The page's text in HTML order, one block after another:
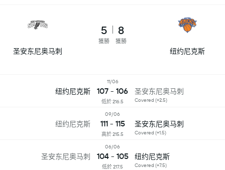
圣安东尼奥马刺
5
獲勝
8
獲勝
纽约尼克斯
纽约尼克斯
11/06
107 - 106 圣安东尼奥马刺
Covered (+2.5)
低於 216.5
纽约尼克斯
09/06
111 - 115 圣安东尼奥马刺
Covered (+1.5)
高於 215.5
圣安东尼奥马刺
06/06
104 - 105 纽约尼克斯
Covered (+7.5)
低於 217.5